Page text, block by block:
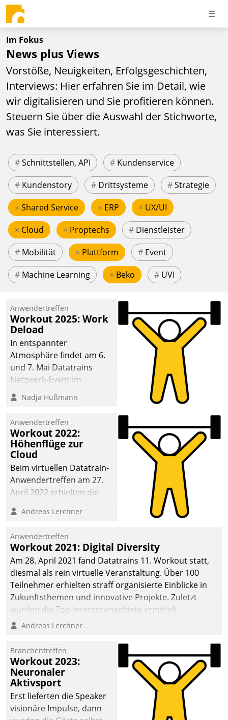
Im Fokus
News plus Views
Vorstöße, Neuigkeiten, Erfolgsgeschichten,
Interviews: Hier erfahren Sie im Detail, wie
wir digitalisieren und Sie profitieren können.
Steuern Sie über die Auswahl der Stichworte,
was Sie interessiert.
#Schnittstellen, API # Kundenservice
# Kundenstory # Drittsysteme #Strategie
× Shared Service × ERP × UX/UI
× Cloud × Proptechs # Dienstleister
# Mobilität × Plattform # Event
# Machine Learning × Beko # UVI
Anwendertreffen
Workout 2025: Work
Deload
In entspannter
Atmosphäre findet am 6.
und 7. Mai Datatrains
Netzwerk-Event im
Kunden- und Partnerkreis
statt. Zentrale Frage: Wie
Mammutprojekte
meistern und Workloads
wuppen – bei zunehmend
anspruchsvollen
Aufgaben und
abnehmendem
Nadja Hußmann
Anwendertreffen
Workout 2022:
Höhenflüge zur
Cloud
Beim virtuellen Datatrain-
Anwendertreffen am 27.
April 2022 erhielten die
Teilnehmer kurzweilige
Cloud-Strategien und -
Lösungen mit hohem
Zukunftspotenzial.
Andreas Lerchner
Anwendertreffen
Workout 2021: Digital Diversity
Am 28. April 2021 fand Datatrains 11. Workout statt,
diesmal als rein virtuelle Veranstaltung. Über 100
Teilnehmer erhielten straff organisierte Einblicke in
Zukunftsthemen und innovative Projekte. Zuletzt
wurden die Top-Interessengebiete ermittelt.
Andreas Lerchner
Branchentreffen
Workout 2023:
Neuronaler
Aktivsport
Erst lieferten die Speaker
visionäre Impulse, dann